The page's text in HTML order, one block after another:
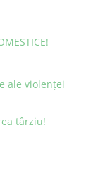
ale violenţei
târziu!